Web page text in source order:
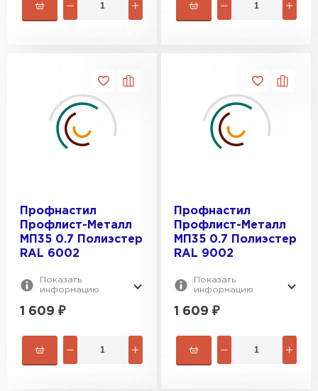
Профнастил
Профлист-Металл
МП35 0.7 Полиэстер
RAL 6002
Показать
информацию
1 609 ₽
Профнастил
Профлист-Металл
МП35 0.7 Полиэстер
RAL 9002
Показать
информацию
1 609 ₽